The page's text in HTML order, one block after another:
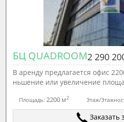
БЦ QUADROOM2 290
В аренду предлагается офис
ньшение или увеличение
Площадь: 2200 м2 Этаж/
Заказать